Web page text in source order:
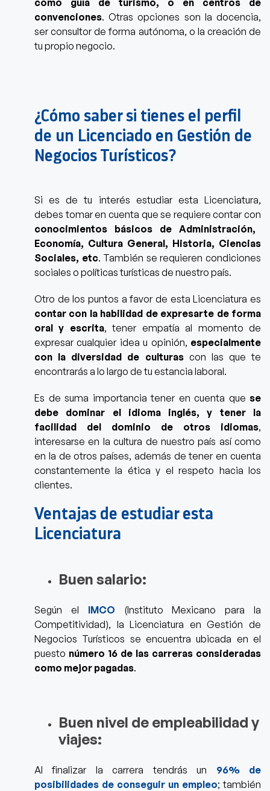
convenciones. Otras opciones son la docencia,
ser consultor de forma autónoma, o la creación de
tu propio negocio.
¿Cómo saber si tienes el perfil
de un Licenciado en Gestión de
Negocios Turísticos?
Si es de tu interés estudiar esta Licenciatura,
debes tomar en cuenta que se requiere contar con
conocimientos básicos de Administración,
Economía, Cultura General, Historia, Ciencias
Sociales, etc. También se requieren condiciones
sociales o políticas turísticas de nuestro país.
Otro de los puntos a favor de esta Licenciatura es
contar con la habilidad de expresarte de forma
oral y escrita, tener empatía al momento de
expresar cualquier idea u opinión, especialmente
con la diversidad de culturascon las que te
encontrarás a lo largo de tu estancia laboral.
Es de suma importancia tener en cuenta que se
debe dominar el idioma inglés, y tener la
facilidad del dominio de otros idiomas,
interesarse en la cultura de nuestro país así como
en la de otros países, además de tener en cuenta
constantemente la ética y el respeto hacia los
clientes.
Ventajas de estudiar esta
Licenciatura
Buen salario:
Según el IMCO (Instituto Mexicano para la
Competitividad), laLicenciatura en Gestión de
Negocios Turísticos se encuentra ubicada en el
puesto número 16 de las carreras consideradas
como mejor pagadas.
Buen nivel de empleabilidad y
viajes:
Al finalizar la carrera tendrás un 96% de
posibilidades de conseguir un empleo; también